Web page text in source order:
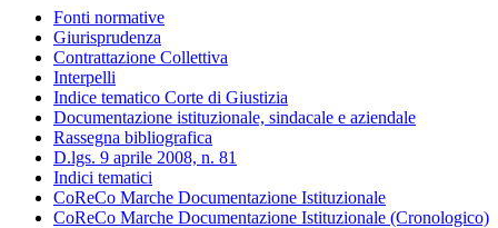
Fonti normative
Giurisprudenza
Contrattazione Collettiva
Interpelli
Indice tematico Corte di Giustizia
Documentazione istituzionale, sindacale e aziendale
Rassegna bibliografica
D.lgs. 9 aprile 2008, n. 81
Indici tematici
CoReCo Marche Documentazione Istituzionale
CoReCo Marche Documentazione Istituzionale (Cronologico)